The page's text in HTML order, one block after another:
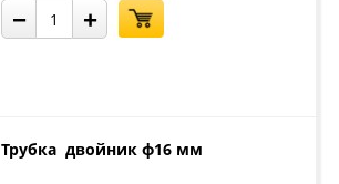
− +
Трубка двойник ф16 мм